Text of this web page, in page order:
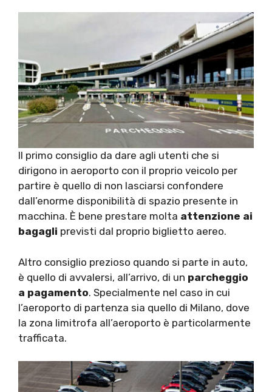
Il primo consiglio da dare agli utenti che si
dirigono in aeroporto con il proprio veicolo per
partire è quello di non lasciarsi confondere
dall’enorme disponibilità di spazio presente in
macchina. È bene prestare molta attenzione ai
bagagli previsti dal proprio biglietto aereo.
Altro consiglio prezioso quando si parte in auto,
è quello di avvalersi, all’arrivo, di un parcheggio
a pagamento. Specialmente nel caso in cui
l’aeroporto di partenza sia quello di Milano, dove
la zona limitrofa all’aeroporto è particolarmente
trafficata.